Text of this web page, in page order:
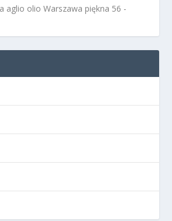
aglio olio Warszawa piękna 56 -